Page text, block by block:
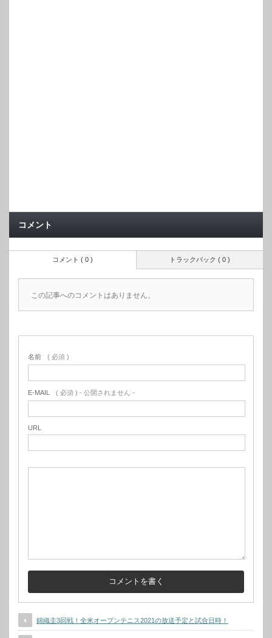
コメント
トラックバック ( 0 )
コメント ( 0 )
この記事へのコメントはありません。
名前 ( 必須 )
E-MAIL ( 必須 ) - 公開されません -
URL
錦織圭3回戦！全米オープンテニス2021の放送予定と試合日時！